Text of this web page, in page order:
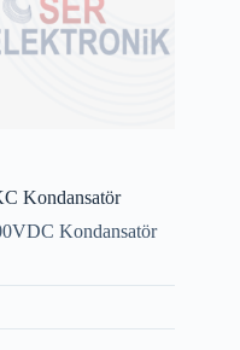
Kondansatör
Kondansatör